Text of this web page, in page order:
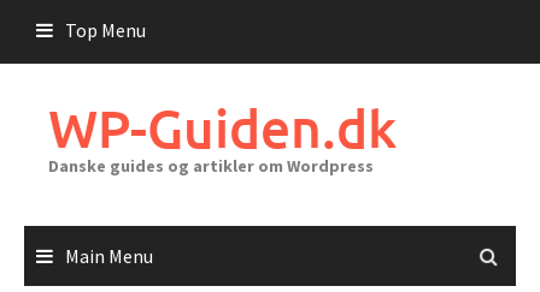
content
Top Menu
WP-Guiden.dk
Danske guides og artikler om Wordpress
Main Menu